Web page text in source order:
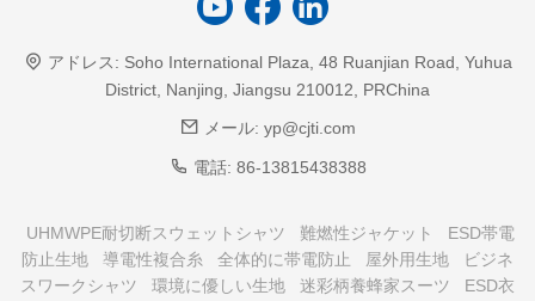
アドレス: Soho International Plaza, 48 Ruanjian Road, Yuhua
District, Nanjing, Jiangsu 210012, PRChina
メール: yp@cjti.com
電話: 86-13815438388
UHMWPE耐切断スウェットシャツ 難燃性ジャケット
ESD帯電
防止生地
導電性複合糸 全体的に帯電防止 屋外用生地
ビジネ
スワークシャツ
環境に優しい生地 迷彩柄養蜂家スーツ
ESD衣